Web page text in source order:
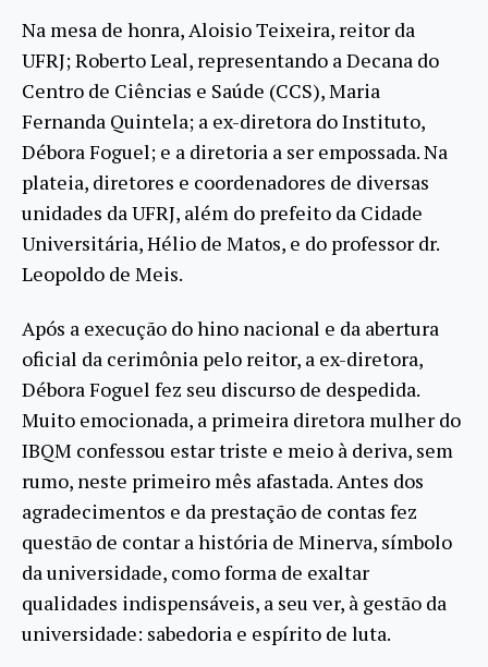
Na mesa de honra, Aloisio Teixeira, reitor da
UFRJ; Roberto Leal, representando a Decana do
Centro de Ciências e Saúde (CCS), Maria
Fernanda Quintela; a ex-diretora do Instituto,
Débora Foguel; e a diretoria a ser empossada. Na
plateia, diretores e coordenadores de diversas
unidades da UFRJ, além do prefeito da Cidade
Universitária, Hélio de Matos, e do professor dr.
Leopoldo de Meis.
Após a execução do hino nacional e da abertura
oficial da cerimônia pelo reitor, a ex-diretora,
Débora Foguel fez seu discurso de despedida.
Muito emocionada, a primeira diretora mulher do
IBQM confessou estar triste e meio à deriva, sem
rumo, neste primeiro mês afastada. Antes dos
agradecimentos e da prestação de contas fez
questão de contar a história de Minerva, símbolo
da universidade, como forma de exaltar
qualidades indispensáveis, a seu ver, à gestão da
universidade: sabedoria e espírito de luta.